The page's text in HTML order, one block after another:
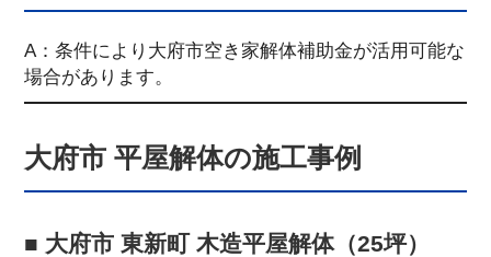
A：条件により大府市空き家解体補助金が活用可能な
場合があります。
大府市 平屋解体の施工事例
■ 大府市 東新町 木造平屋解体（25坪）